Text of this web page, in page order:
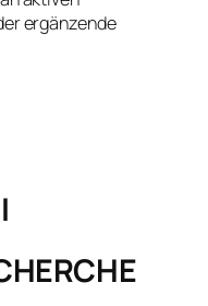
ergänzende